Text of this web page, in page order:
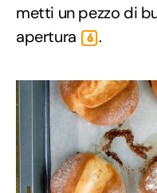
metti un pezzo di
apertura
6 .